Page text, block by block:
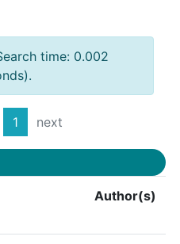
time: 0.002
1 next
Author(s)